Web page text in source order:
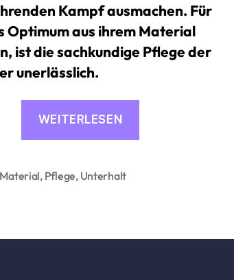
Kampf ausmachen. Für
Optimum aus ihrem Material
ist die sachkundige Pflege der
unerlässlich.
WEITERLESEN
Material, Pflege, Unterhalt